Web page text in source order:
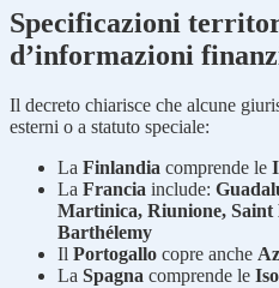
Specificazioni
d’informazioni
Il decreto chiarisce che alcune
esterni o a statuto speciale:
La Finlandia comprende le
La Francia include:
Martinica, Riunione,
Barthélemy
Il Portogallo copre anche
La Spagna comprende le